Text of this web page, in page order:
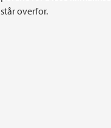
står overfor.